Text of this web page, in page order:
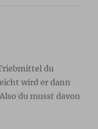
du
wird er dann
du musst davon